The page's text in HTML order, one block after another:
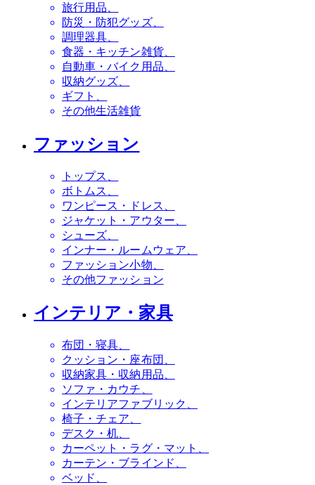
旅行用品
防災・防犯グッズ
調理器具
食器・キッチン雑貨
自動車・バイク用品
収納グッズ
ギフト
その他生活雑貨
ファッション
トップス
ボトムス
ワンピース・ドレス
ジャケット・アウター
シューズ
インナー・ルームウェア
ファッション小物
その他ファッション
インテリア・家具
布団・寝具
クッション・座布団
収納家具・収納用品
ソファ・カウチ
インテリアファブリック
椅子・チェア
デスク・机
カーペット・ラグ・マット
カーテン・ブラインド
ベッド